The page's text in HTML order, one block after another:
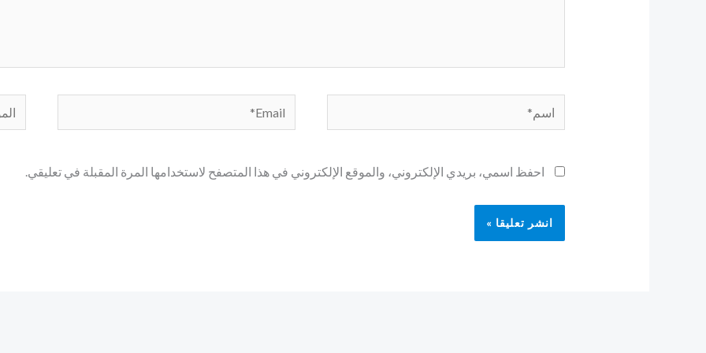
اسم*
احفظ اسمي، بريدي الإلكتروني، والموقع الإلكتروني في هذا المتصفح لاستخدامها المرة المقبلة في تعليقي.